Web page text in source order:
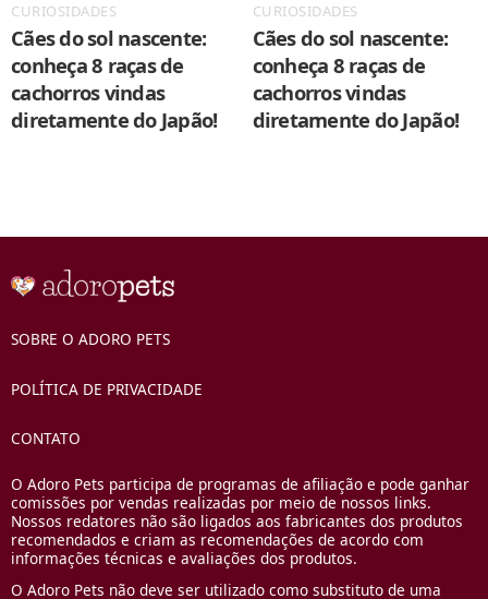
CURIOSIDADES
Cães do sol nascente:
conheça 8 raças de
cachorros vindas
diretamente do Japão!
CURIOSIDADES
Cães do sol nascente:
conheça 8 raças de
cachorros vindas
diretamente do Japão!
SOBRE O ADORO PETS
POLÍTICA DE PRIVACIDADE
CONTATO
O Adoro Pets participa de programas de afiliação e pode ganhar
comissões por vendas realizadas por meio de nossos links.
Nossos redatores não são ligados aos fabricantes dos produtos
recomendados e criam as recomendações de acordo com
informações técnicas e avaliações dos produtos.
O Adoro Pets não deve ser utilizado como substituto de uma